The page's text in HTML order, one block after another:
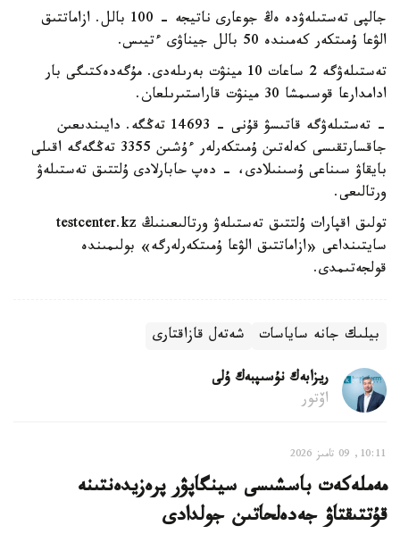
جالپى تەستىلەۋدە ەڭ جوعارى ناتيجە - 100 بالل. ازاماتتىق
الۋعا ۇمىتكەر كەمىندە 50 بالل جيناۋى ءتيىس.
تەستىلەۋگە 2 ساعات 10 مينۋت بەرىلەدى. مۇگەدەكتىگى بار
ادامدارعا قوسىمشا 30 مينۋت قاراستىرىلعان.
- تەستىلەۋگە قاتىسۋ قۇنى - 14693 تەڭگە. دايىندىعىن
جاقسارتقىسى كەلەتىن ۇمىتكەرلەر ءۇشىن 3355 تەڭگەگە اقىلى
بايقاۋ سىناعى ۇسىنىلادى، - دەپ حابارلادى ۇلتتىق تەستىلەۋ
ورتالىعى.
تولىق اقپارات ۇلتتىق تەستىلەۋ ورتالىعىنىڭ testcenter.kz
سايتىنداعى «ازاماتتىق الۋعا ۇمىتكەرلەرگە» بولىمىندە
قولجەتىمدى.
بيلىك جانە ساياسات شەتەل قازاقتارى
ريزابەك نۇسىپبەك ۇلى
اۆتور
10:11, 09 تامىز 2026
مەملەكەت باسشىسى سينگاپۋر پرەزيدەنتىنە
قۇتتىقتاۋ جەدەلحاتىن جولدادى